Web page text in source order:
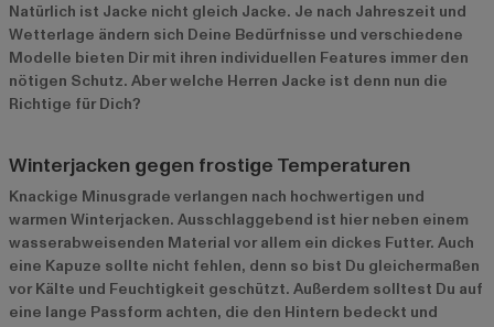
Natürlich ist Jacke nicht gleich Jacke. Je nach Jahreszeit und
Wetterlage ändern sich Deine Bedürfnisse und verschiedene
Modelle bieten Dir mit ihren individuellen Features immer den
nötigen Schutz. Aber welche Herren Jacke ist denn nun die
Richtige für Dich?
Winterjacken gegen frostige Temperaturen
Knackige Minusgrade verlangen nach hochwertigen und
warmen Winterjacken. Ausschlaggebend ist hier neben einem
wasserabweisenden Material vor allem ein dickes Futter. Auch
eine Kapuze sollte nicht fehlen, denn so bist Du gleichermaßen
vor Kälte und Feuchtigkeit geschützt. Außerdem solltest Du auf
eine lange Passform achten, die den Hintern bedeckt und